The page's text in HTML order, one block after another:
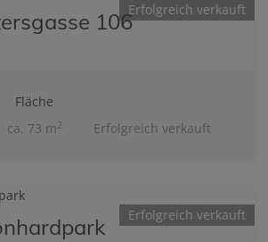
Erfolgreich verkauft
106
Fläche
ca. 73 m2 Erfolgreich verkauft
Erfolgreich verkauft